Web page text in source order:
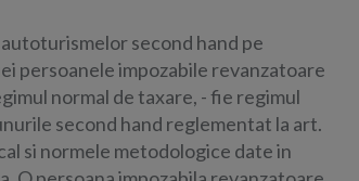
second hand pe
persoanele impozabile revanzatoare
normal de taxare, - fie regimul
second hand reglementat la art.
si normele metodologice date in